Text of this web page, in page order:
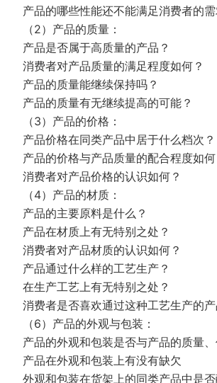
产品的哪些性能还不能满足消费者的需
（2）产品的质量：
产品是否属于高质量的产品？
消费者对产品质量的满足程度如何？
产品的质量能继续保持吗？
产品的质量有无继续提高的可能？
（3）产品的价格：
产品价格在同类产品中居于什么档次？
产品的价格与产品质量的配合程度如何
消费者对产品价格的认识如何？
（4）产品的材质：
产品的主要原料是什么？
产品在材质上有无特别之处？
消费者对产品材质的认识如何？
产品通过什么样的工艺生产？
在生产工艺上有无特别之处？
消费者是否喜欢通过这种工艺生产的产
（6）产品的外观与包装：
产品的外观和包装是否与产品的质量
产品在外观和包装上有没有缺欠
外观和包装在货架上的同类产品中是否